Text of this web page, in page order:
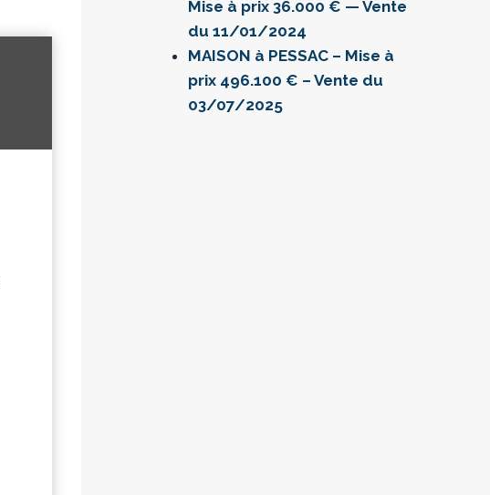
Mise à prix 36.000 € — Vente
du 11/01/2024
MAISON à PESSAC – Mise à
prix 496.100 € – Vente du
03/07/2025